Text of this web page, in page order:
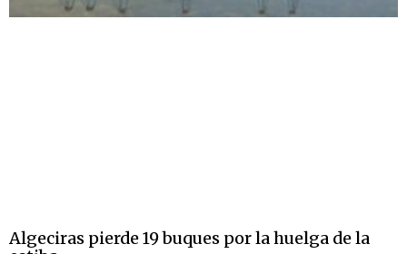
Algeciras pierde 19 buques por la huelga de la